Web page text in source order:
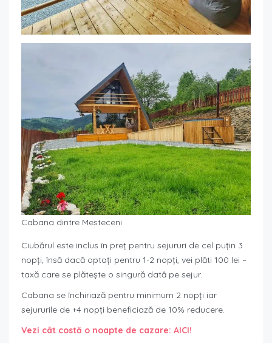
Cabana dintre Mesteceni
Ciubărul este inclus în preț pentru sejururi de cel puțin 3
nopți, însă dacă optați pentru 1-2 nopți, vei plăti 100 lei –
taxă care se plătește o singură dată pe sejur.
Cabana se închiriază pentru minimum 2 nopți iar
sejururile de +4 nopți beneficiază de 10% reducere.
Vezi cât costă o noapte de cazare: AICI!